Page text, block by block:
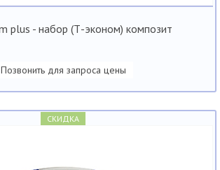
plus - набор (Т-эконом) композит
Позвонить для запроса цены
СКИДКА